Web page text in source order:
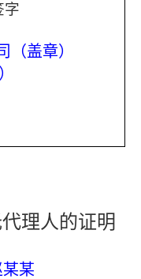
字
（盖章）
理人的证明
某某